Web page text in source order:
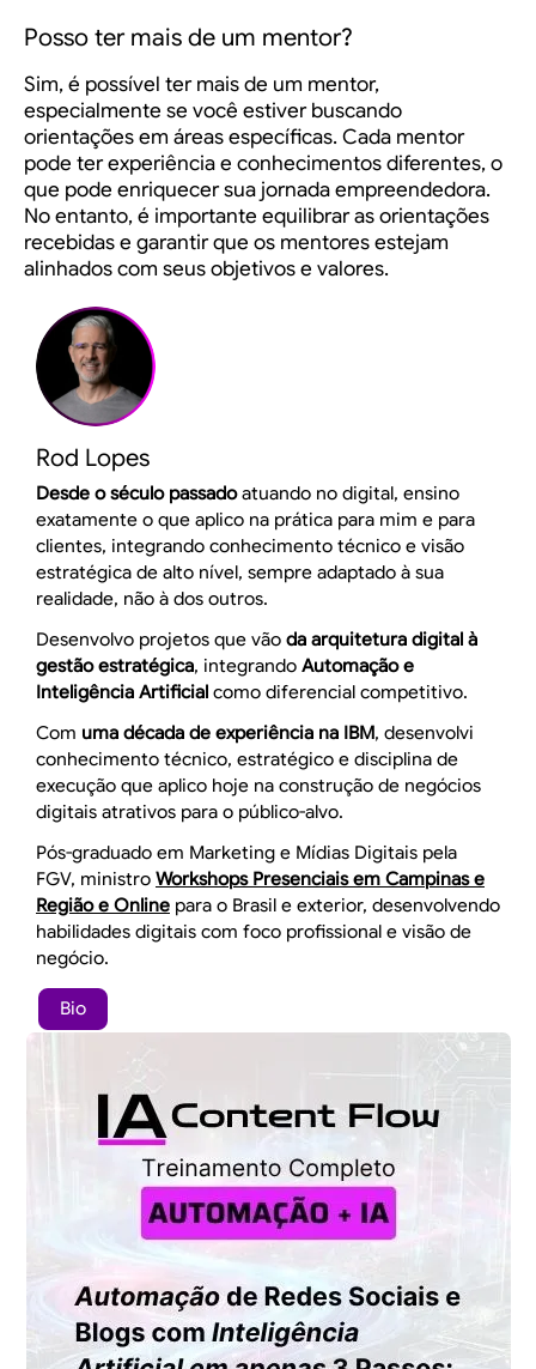
Posso ter mais de um mentor?
Sim, é possível ter mais de um mentor,
especialmente se você estiver buscando
orientações em áreas específicas. Cada mentor
pode ter experiência e conhecimentos diferentes, o
que pode enriquecer sua jornada empreendedora.
No entanto, é importante equilibrar as orientações
recebidas e garantir que os mentores estejam
alinhados com seus objetivos e valores.
Rod Lopes
Desde o século passadoatuando no digital, ensino
exatamente o que aplico na prática para mim e para
clientes, integrando conhecimento técnico e visão
estratégica de alto nível, sempre adaptado à sua
realidade, não à dos outros.
Desenvolvo projetos que vão da arquitetura digital à
gestão estratégica, integrando Automação e
Inteligência Artificial como diferencial competitivo.
Com uma década de experiência na IBM, desenvolvi
conhecimento técnico, estratégico e disciplina de
execução que aplico hoje na construção de negócios
digitais atrativos para o público-alvo.
Pós-graduado em Marketing e Mídias Digitais pela
FGV, ministro Workshops Presenciais em Campinas e
Região e Online para o Brasil e exterior, desenvolvendo
habilidades digitais com foco profissional e visão de
negócio.
Bio